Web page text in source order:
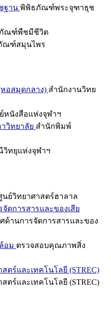
ฐาน พิพิธภัณฑ์พระจุฑาธุช
ณฑ์พืชมีชีวิต
ณฑ์สมุนไพร
อสมุดกลาง) สำนักงานวิทย
หนังสือแห่งจุฬาฯ
วิทยาลัย สำนักพิมพ์
วิทยุแห่งจุฬาฯ
นย์วิทยาศาสตร์ฮาลาล
ดการสารและของเสีย
ด้านการจัดการสารและของ
อม ตรวจสอบคุณภาพสิ่ง
ตร์และเทคโนโลยี (STREC)
ตร์และเทคโนโลยี (STREC)